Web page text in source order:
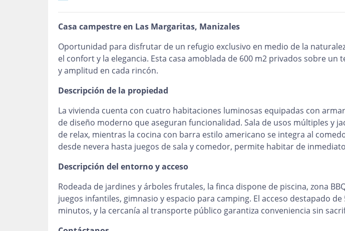
Casa campestre en Las Margaritas, Manizales
Oportunidad para disfrutar de un refugio exclusivo en medio de la
el confort y la elegancia. Esta casa amoblada de 600 m2 privados sobre un
y amplitud en cada rincón.
Descripción de la propiedad
La vivienda cuenta con cuatro habitaciones luminosas equipadas con
de diseño moderno que aseguran funcionalidad. Sala de usos múltiples y
de relax, mientras la cocina con barra estilo americano se integra al
desde nevera hasta juegos de sala y comedor, permite habitar de
Descripción del entorno y acceso
Rodeada de jardines y árboles frutales, la finca dispone de piscina, zona
juegos infantiles, gimnasio y espacio para camping. El acceso destapado
minutos, y la cercanía al transporte público garantiza conveniencia sin